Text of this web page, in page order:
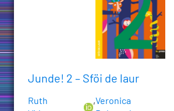
Junde! 2 – Sföi de laur
Ruth
,Veronica